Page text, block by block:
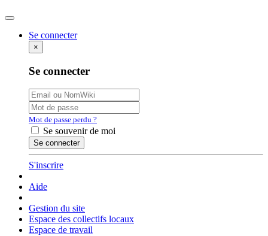
Rechercher
Se connecter
×
Se connecter
Mot de passe perdu ?
Se souvenir de moi
S'inscrire
Aide
Gestion du site
Espace des collectifs locaux
Espace de travail